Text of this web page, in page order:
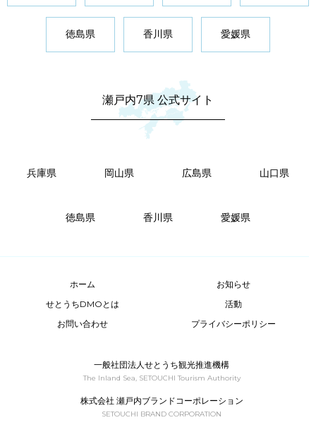
徳島県 香川県 愛媛県
瀬戸内7県 公式サイト
兵庫県 岡山県 広島県 山口県
徳島県 香川県 愛媛県
ホーム
お知らせ
せとうちDMOとは
活動
お問い合わせ
プライバシーポリシー
一般社団法人せとうち観光推進機構
The Inland Sea, SETOUCHI Tourism Authority
株式会社 瀬戸内ブランドコーポレーション
SETOUCHI BRAND CORPORATION